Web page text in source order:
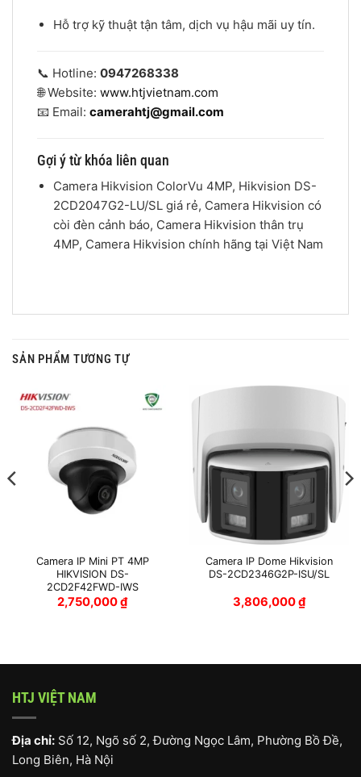
Hỗ trợ kỹ thuật tận tâm, dịch vụ hậu mãi uy tín.
📞 Hotline: 0947268338
🌐 Website: www.htjvietnam.com
📧 Email: camerahtj@gmail.com
Gợi ý từ khóa liên quan
Camera Hikvision ColorVu 4MP, Hikvision DS-
2CD2047G2-LU/SL giá rẻ, Camera Hikvision có
còi đèn cảnh báo, Camera Hikvision thân trụ
4MP, Camera Hikvision chính hãng tại Việt Nam
SẢN PHẨM TƯƠNG TỰ
Camera IP Mini PT 4MP
HIKVISION DS-
2CD2F42FWD-IWS
2,750,000₫
Camera IP Dome Hikvision
DS-2CD2346G2P-ISU/SL
3,806,000₫
HTJ VIỆT NAM
Địa chỉ: Số 12, Ngõ số 2, Đường Ngọc Lâm, Phường Bồ Đề,
Long Biên, Hà Nội